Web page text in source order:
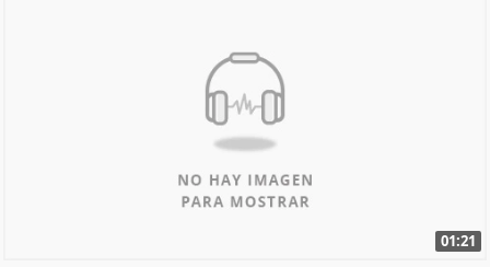
01:21